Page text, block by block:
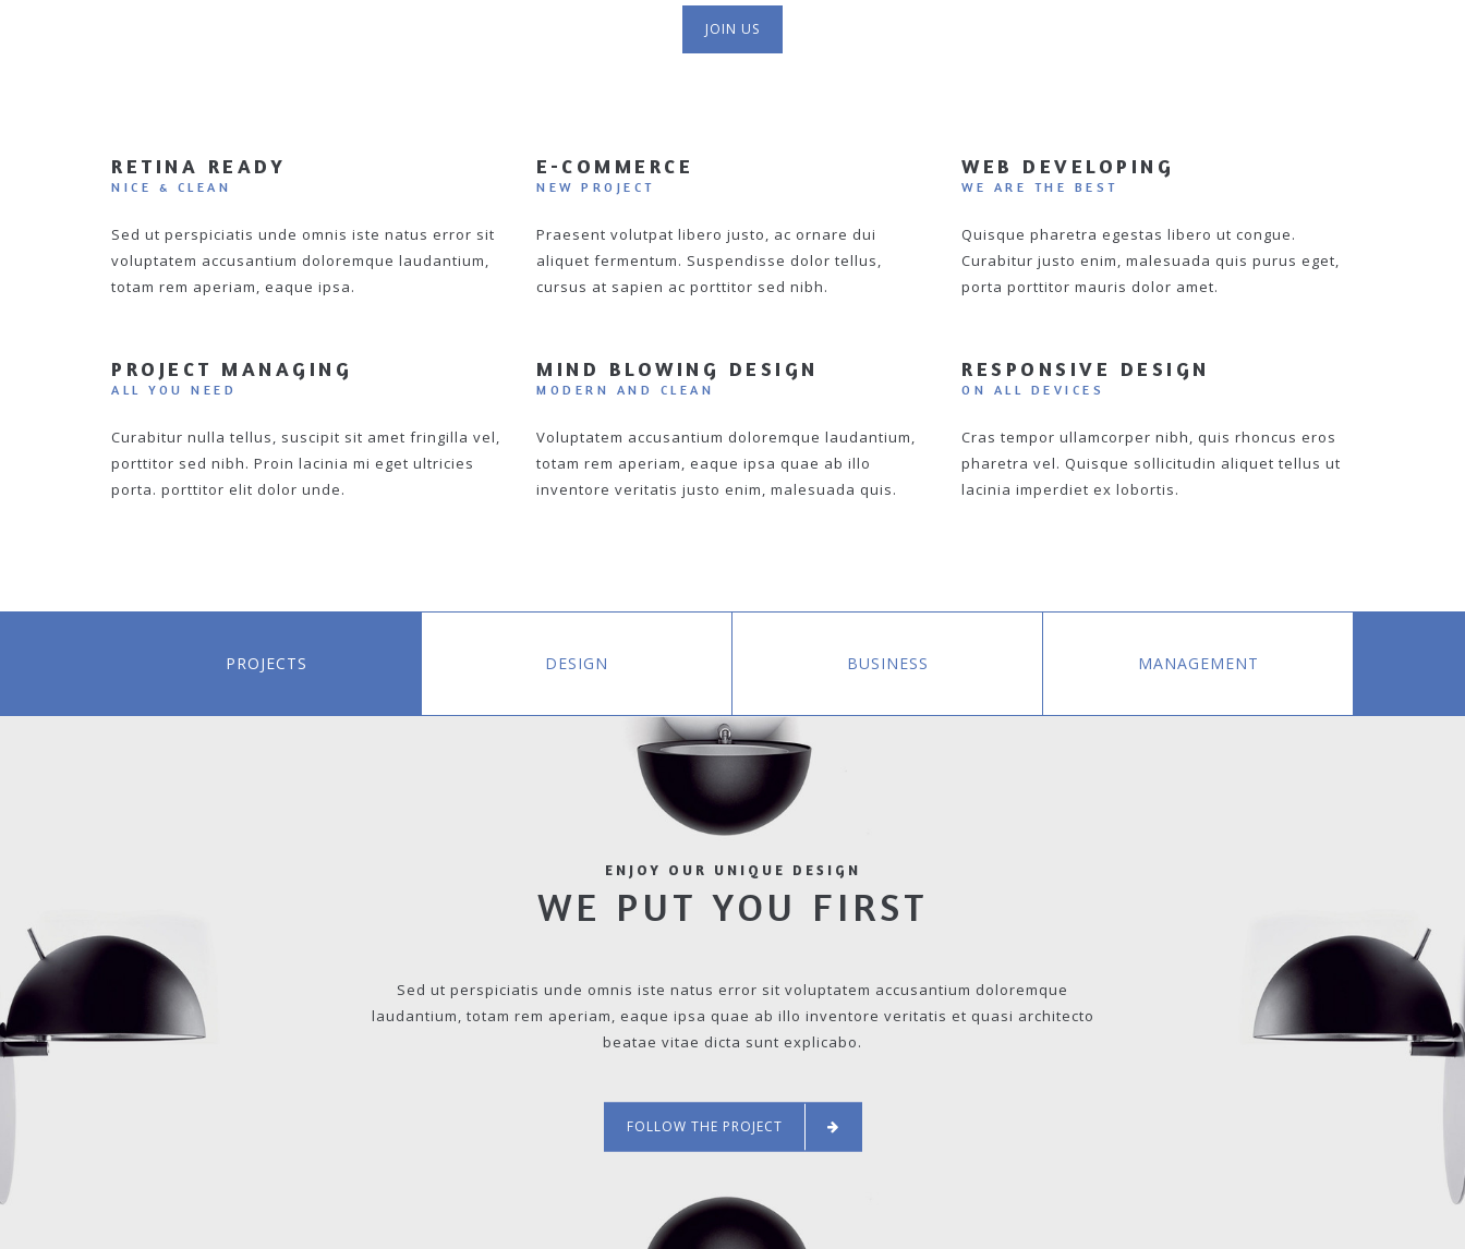
JOIN US
RETINA READY
NICE & CLEAN
Sed ut perspiciatis unde omnis iste natus error sit
voluptatem accusantium doloremque laudantium,
totam rem aperiam, eaque ipsa.
E-COMMERCE
NEW PROJECT
Praesent volutpat libero justo, ac ornare dui
aliquet fermentum. Suspendisse dolor tellus,
cursus at sapien ac porttitor sed nibh.
WEB DEVELOPING
WE ARE THE BEST
Quisque pharetra egestas libero ut congue.
Curabitur justo enim, malesuada quis purus eget,
porta porttitor mauris dolor amet.
PROJECT MANAGING
ALL YOU NEED
Curabitur nulla tellus, suscipit sit amet fringilla vel,
porttitor sed nibh. Proin lacinia mi eget ultricies
porta. porttitor elit dolor unde.
MIND BLOWING DESIGN
MODERN AND CLEAN
Voluptatem accusantium doloremque laudantium,
totam rem aperiam, eaque ipsa quae ab illo
inventore veritatis justo enim, malesuada quis.
RESPONSIVE DESIGN
ON ALL DEVICES
Cras tempor ullamcorper nibh, quis rhoncus eros
pharetra vel. Quisque sollicitudin aliquet tellus ut
lacinia imperdiet ex lobortis.
PROJECTS DESIGN BUSINESS MANAGEMENT
ENJOY OUR UNIQUE DESIGN
WE PUT YOU FIRST
Sed ut perspiciatis unde omnis iste natus error sit voluptatem accusantium doloremque
laudantium, totam rem aperiam, eaque ipsa quae ab illo inventore veritatis et quasi architecto
beatae vitae dicta sunt explicabo.
FOLLOW THE PROJECT